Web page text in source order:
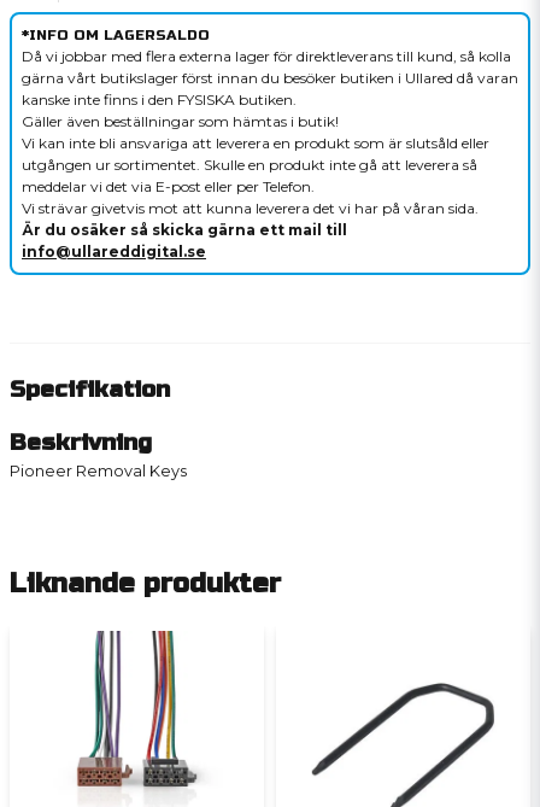
*INFO OM LAGERSALDO
Då vi jobbar med flera externa lager för direktleverans till kund, så kolla
gärna vårt butikslager först innan du besöker butiken i Ullared då varan
kanske inte finns i den FYSISKA butiken.
Gäller även beställningar som hämtas i butik!
Vi kan inte bli ansvariga att leverera en produkt som är slutsåld eller
utgången ur sortimentet. Skulle en produkt inte gå att leverera så
meddelar vi det via E-post eller per Telefon.
Vi strävar givetvis mot att kunna leverera det vi har på våran sida.
Är du osäker så skicka gärna ett mail till
info@ullareddigital.se
Beskrivning
Pioneer Removal Keys
Specifikation
Liknande produkter